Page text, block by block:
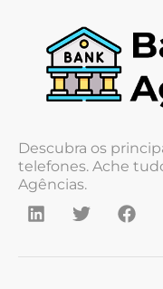
Descubra os
telefones. Ache
Agências.